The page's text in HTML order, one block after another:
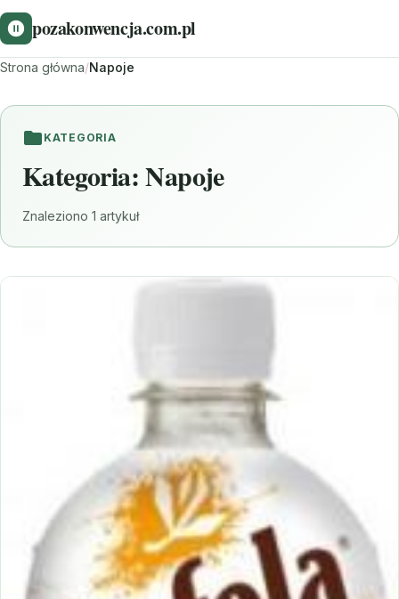
pozakonwencja.com.pl
Strona główna/Napoje
KATEGORIA
Kategoria:Napoje
Znaleziono 1 artykuł